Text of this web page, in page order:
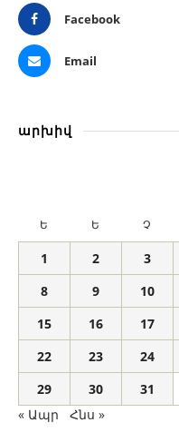
Facebook
Email
արխիվ
Ե Ե Չ
1 2 3
8
9 10
15
16 17
22
23 24
29
30
31
« Ապր
Հնս »